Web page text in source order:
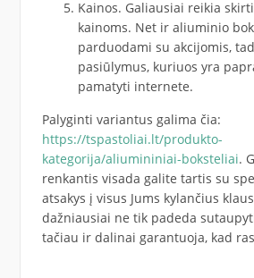
Kainos. Galiausiai reikia
kainoms. Net ir aliuminio
parduodami su akcijomis,
pasiūlymus, kuriuos yra
pamatyti internete.
Palyginti variantus galima čia:
https://tspastoliai.lt/produkto-
kategorija/aliumininiai-boksteliai.
renkantis visada galite tartis su
atsakys į visus Jums kylančius
dažniausiai ne tik padeda
tačiau ir dalinai garantuoja, kad